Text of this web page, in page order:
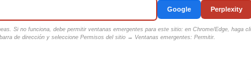
Google Perplexity
Si no funciona, debe permitir ventanas emergentes para este sitio: en Chrome/Edge, haga
barra de dirección y seleccione Permisos del sitio → Ventanas emergentes: Permitir.